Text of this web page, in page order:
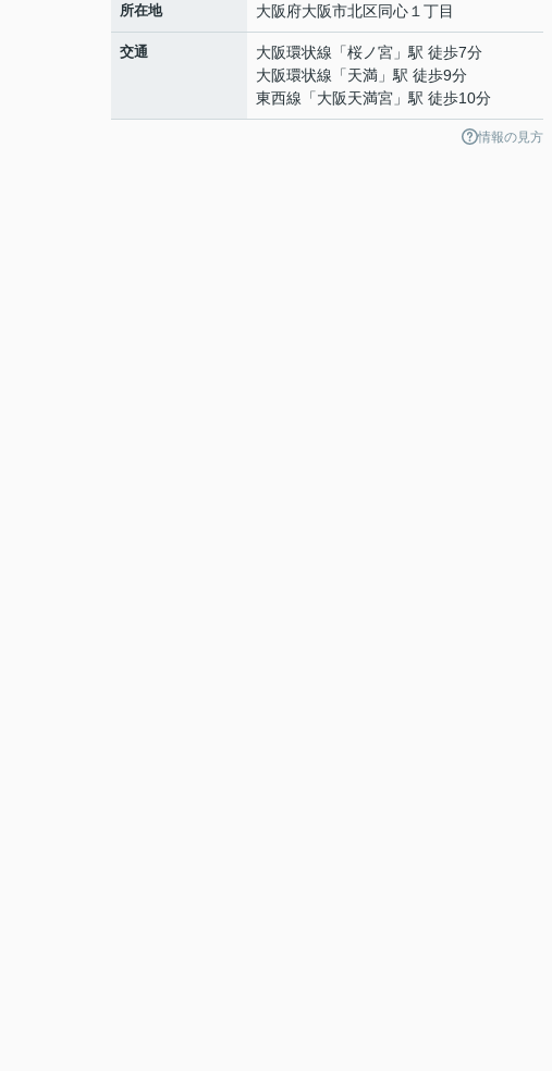
所在地 大阪府大阪市北区同心 １丁目
交通 大阪環状線 「桜ノ宮 」駅 徒歩7分
大阪環状線 「天満 」駅 徒歩9分
東西線 「大阪天満宮 」駅 徒歩10分
情報の見方